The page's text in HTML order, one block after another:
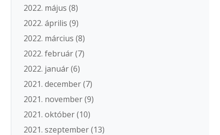
2022. május (8)
2022. április (9)
2022. március (8)
2022. február(7)
2022. január(6)
2021. december(7)
2021. november(9)
2021. október(10)
2021. szeptember(13)